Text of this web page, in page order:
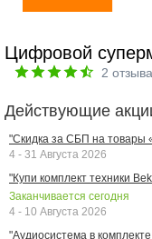
Цифровой
2 отзыва
Действующие
"Скидка за СБП на товары
4 - 31 Августа 2026
"Купи комплект техники
Заканчивается сегодня
4 - 10 Августа 2026
"Аудиосистема в